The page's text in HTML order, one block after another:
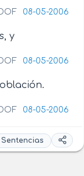
08-05-2006
y
08-05-2006
08-05-2006